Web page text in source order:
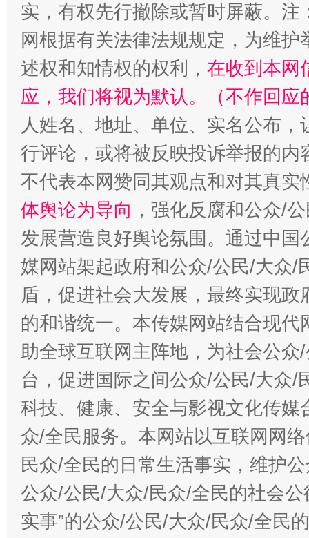
实，有权先行撤除或暂时屏蔽。
网根据有关法律法规规定，为维
述权和知情权的权利， 在收到本网
应，我们将视为默认。（不作回应
人姓名、地址、单位、实名公布
行评论，或将被反映投诉举报的
不代表本网赞同其观点和对其真实
体舆论为导向 ，强化反腐和公众/
发展营造良好舆论氛围。通过中
媒网站架起政府和公众/公民/大众/
盾，促进社会大发展，最终实现
的和谐统一。本传媒网站结合现
助全球互联网主阵地，为社会公
台，促进国际之间公众/公民/大众/
科技、健康、安全与影视文化传
众/全民服务。本网站以互联网网
民众/全民的日常生活事实，维护
公众/公民/大众/民众/全民的社会公
实事”的公众/公民/大众/民众/全民